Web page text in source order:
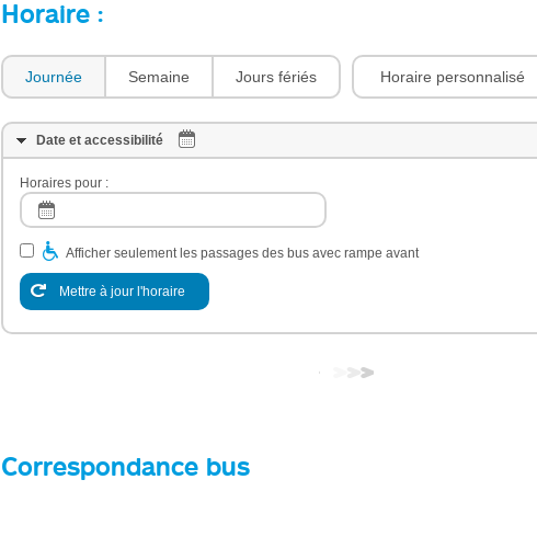
Horaire :
Journée Semaine Jours fériés Horaire personnalisé
Date et accessibilité
Horaires pour :
Afficher seulement les passages des bus avec rampe avant
Mettre à jour l'horaire
Correspondance bus